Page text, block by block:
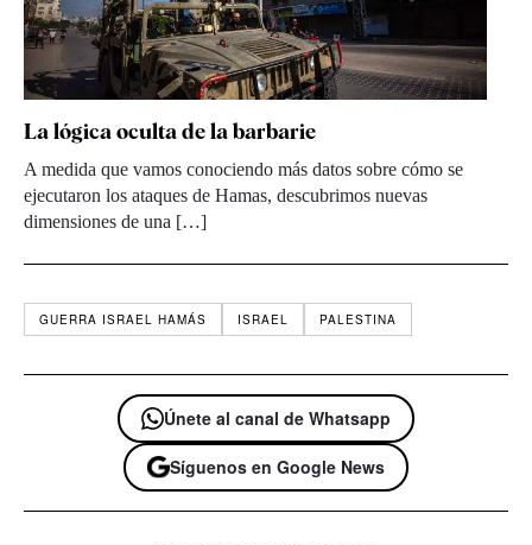
La lógica oculta de la barbarie
A medida que vamos conociendo más datos sobre cómo se
ejecutaron los ataques de Hamas, descubrimos nuevas
dimensiones de una […]
GUERRA ISRAEL HAMÁS ISRAEL PALESTINA
Únete al canal de Whatsapp
Síguenos en Google News